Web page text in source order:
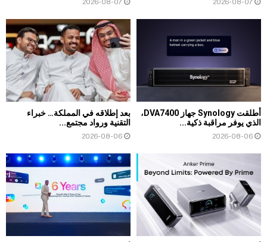
أطلقت Synology جهاز DVA7400،
الذي يوفر مراقبة ذكية...
2026-08-06
بعد إطلاقه في المملكة… خبراء
التقنية ورواد مجتمع...
2026-08-06